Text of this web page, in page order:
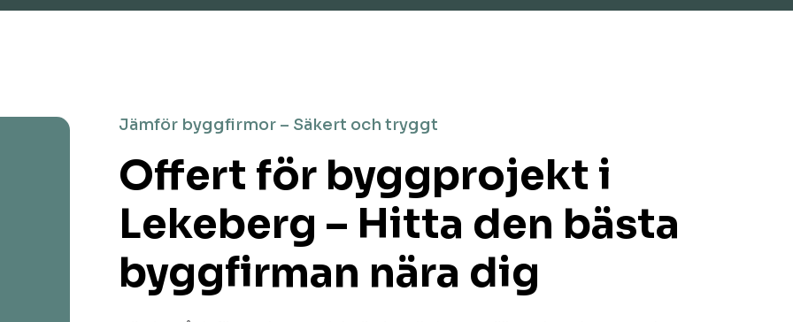
Jämför byggfirmor – Säkert och tryggt
Offert för byggprojekt i
Lekeberg – Hitta den bästa
byggfirman nära dig